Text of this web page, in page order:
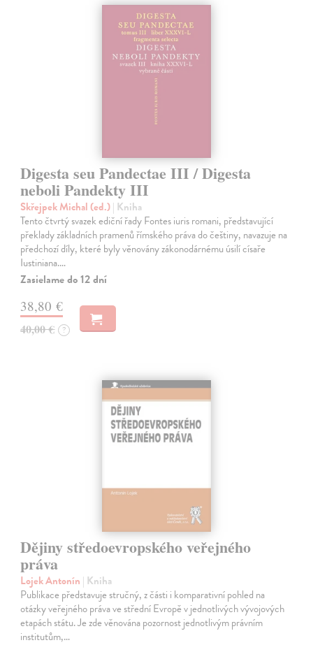
Digesta seu Pandectae III / Digesta
neboli Pandekty III
Skřejpek Michal (ed.)| Kniha
Tento čtvrtý svazek ediční řady Fontes iuris romani, představující
překlady základních pramenů římského práva do češtiny, navazuje na
předchozí díly, které byly věnovány zákonodárnému úsilí císaře
Iustiniana.…
Zasielame do 12 dní
38,80 €
40,00 € ?
Dějiny středoevropského veřejného
práva
Lojek Antonín | Kniha
Publikace představuje stručný, z části i komparativní pohled na
otázky veřejného práva ve střední Evropě v jednotlivých vývojových
etapách státu. Je zde věnována pozornost jednotlivým právním
institutům,…